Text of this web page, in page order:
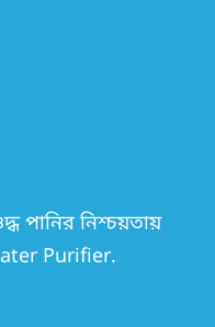
পানির নিশ্চয়তায়
Purifier.